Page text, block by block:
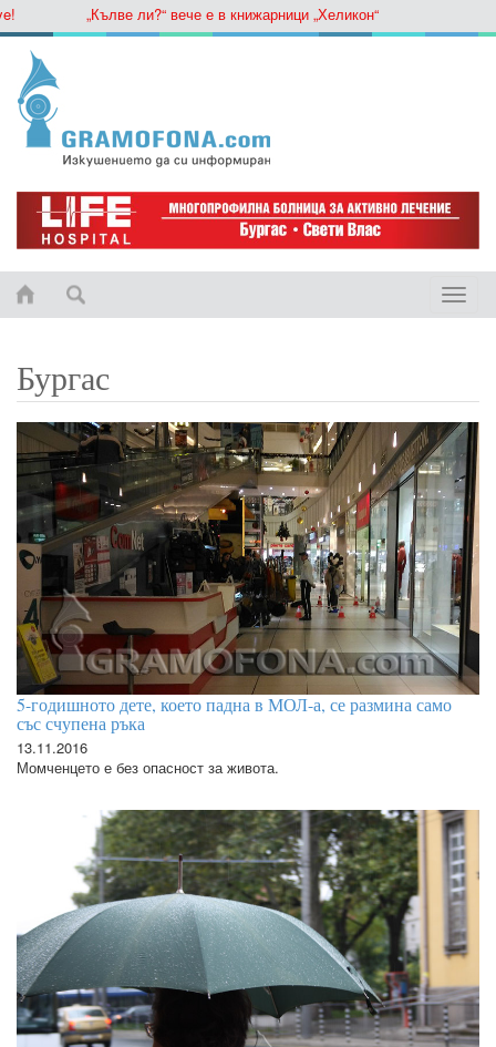
„Кълве ли?“ вече е в книжарници „Хеликон“
Toggle
Бургас
5-годишното дете, което падна в МОЛ-а, се размина само
със счупена ръка
13.11.2016
Момченцето е без опасност за живота.